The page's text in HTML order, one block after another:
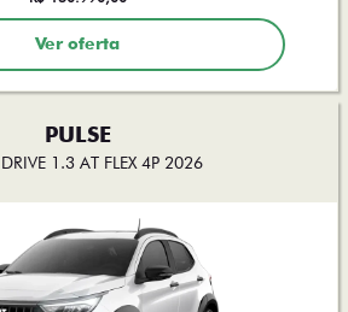
Ver oferta
PULSE
DRIVE 1.3 AT FLEX 4P 2026